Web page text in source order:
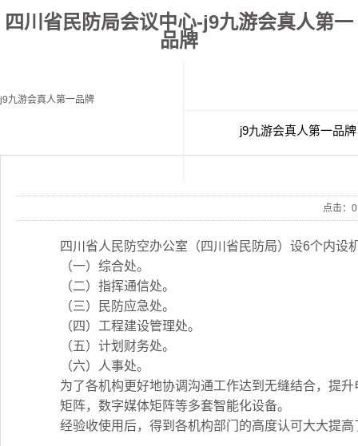
四川省民防局会议中心-j9九游会真人第一
品牌
j9九游会真人第一品牌
j9九游会真人第一品牌
点击： 0
四川省人民防空办公室（四川省民防局）设6个内设
（一）综合处。
（二）指挥通信处。
（三）民防应急处。
（四）工程建设管理处。
（五）计划财务处。
（六）人事处。
为了各机构更好地协调沟通工作达到无缝结合，提
矩阵，数字媒体矩阵等多套智能化设备。
经验收使用后，得到各机构部门的高度认可大大提